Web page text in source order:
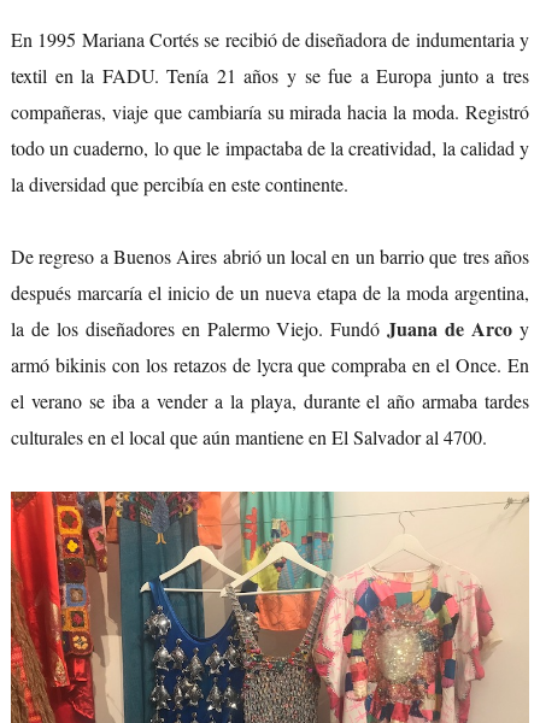
En 1995 Mariana Cortés se recibió de diseñadora de indumentaria y
textil en la FADU. Tenía 21 años y se fue a Europa junto a tres
compañeras, viaje que cambiaría su mirada hacia la moda. Registró
todo un cuaderno, lo que le impactaba de la creatividad, la calidad y
la diversidad que percibía en este continente.
De regreso a Buenos Aires abrió un local en un barrio que tres años
después marcaría el inicio de un nueva etapa de la moda argentina,
la de los diseñadores en Palermo Viejo. FundóJuana de Arco y
armó bikinis con los retazos de lycra que compraba en el Once. En
el verano se iba a vender a la playa, durante el año armaba tardes
culturales en el local que aún mantiene en El Salvador al 4700.